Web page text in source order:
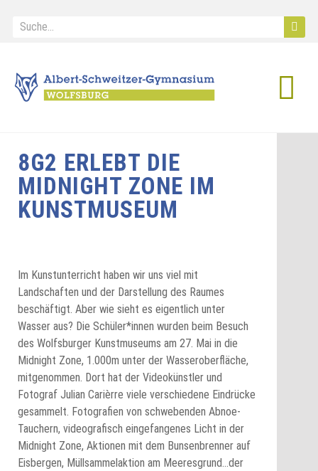
8G2 ERLEBT DIE
MIDNIGHT ZONE IM
KUNSTMUSEUM
Im Kunstunterricht haben wir uns viel mit
Landschaften und der Darstellung des Raumes
beschäftigt. Aber wie sieht es eigentlich unter
Wasser aus? Die Schüler*innen wurden beim Besuch
des Wolfsburger Kunstmuseums am 27. Mai in die
Midnight Zone, 1.000m unter der Wasseroberfläche,
mitgenommen. Dort hat der Videokünstler und
Fotograf Julian Carièrre viele verschiedene Eindrücke
gesammelt. Fotografien von schwebenden Abnoe-
Tauchern, videografisch eingefangenes Licht in der
Midnight Zone, Aktionen mit dem Bunsenbrenner auf
Eisbergen, Müllsammelaktion am Meeresgrund…der